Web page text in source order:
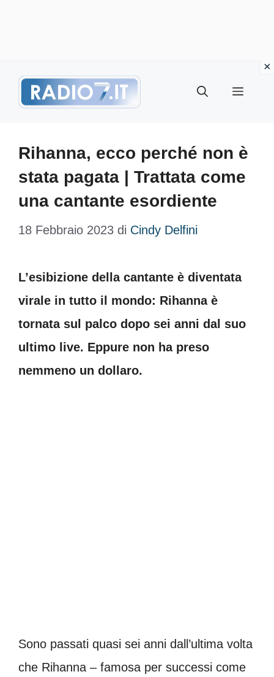
Menu
Rihanna, ecco perché non è
stata pagata | Trattata come
una cantante esordiente
18 Febbraio 2023 di Cindy Delfini
L’esibizione della cantante è diventata
virale in tutto il mondo: Rihanna è
tornata sul palco dopo sei anni dal suo
ultimo live. Eppure non ha preso
nemmeno un dollaro.
Sono passati quasi sei anni dall’ultima volta
che Rihanna – famosa per successi come